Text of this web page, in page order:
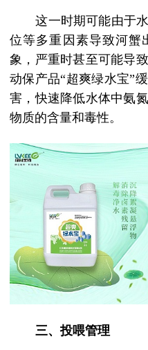
这一时期可能由于
位等多重因素导致河蟹
象，严重时甚至可能导
动保产品“超爽绿水宝”
害，快速降低水体中氨
物质的含量和毒性。
三、投喂管理